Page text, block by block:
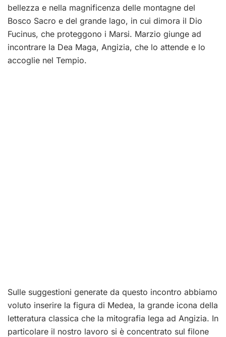
bellezza e nella magnificenza delle montagne del
Bosco Sacro e del grande lago, in cui dimora il Dio
Fucinus, che proteggono i Marsi. Marzio giunge ad
incontrare la Dea Maga, Angizia, che lo attende e lo
accoglie nel Tempio.
Sulle suggestioni generate da questo incontro abbiamo
voluto inserire la figura di Medea, la grande icona della
letteratura classica che la mitografia lega ad Angizia. In
particolare il nostro lavoro si è concentrato sul filone